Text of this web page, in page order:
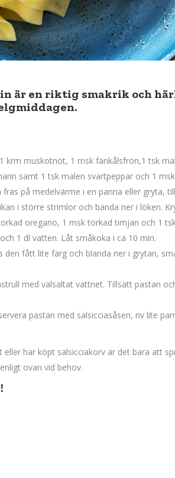
är en riktig smakrik och
krm muskotnöt, 1 msk fänkålsfrön,1 tsk
samt 1 tsk malen svartpeppar och 1
fräs på medelvärme i en panna eller gryta,
i större strimlor och banda ner i löken.
oregano, 1 msk torkad timjan och 1
1 dl vatten. Låt småkoka i ca 10 min.
den fått lite färg och blanda ner i grytan,
med välsaltat vattnet. Tillsätt pastan
pastan med salsicciasåsen, riv lite
eller har köpt salsicciakorv är det bara att
ovan vid behov.